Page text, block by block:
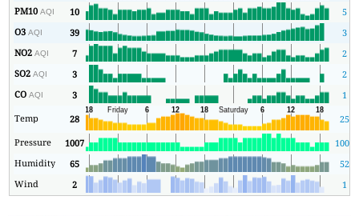
PM10AQI 10
5
O3AQI 39
3
NO2AQI 7
2
SO2AQI 3
2
COAQI 3
1
Temp
28
25
Pressure
1007 1006
Humidity
65
52
Wind
2 1